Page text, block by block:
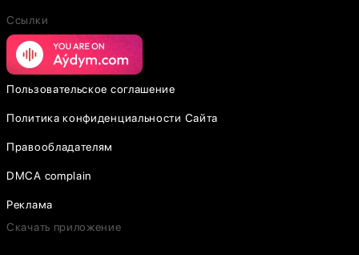
Ссылки
Пользовательское соглашение
Политика конфиденциальности Сайта
Правообладателям
DMCA complain
Реклама
Скачать приложение